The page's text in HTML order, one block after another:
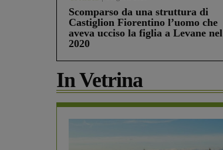
Scomparso da una struttura di
Castiglion Fiorentino l’uomo che
aveva ucciso la figlia a Levane nel
2020
In Vetrina